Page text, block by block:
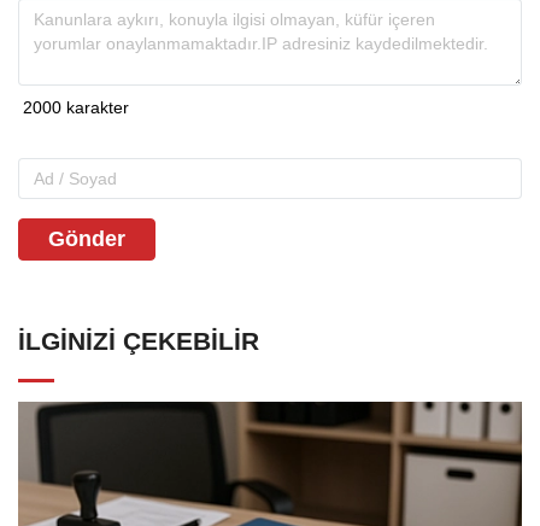
Gönder
İLGINIZI ÇEKEBILIR